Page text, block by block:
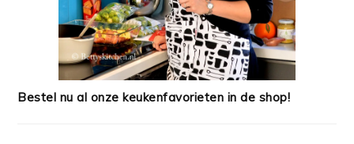
Bestel nu al onze keukenfavorieten in de shop!